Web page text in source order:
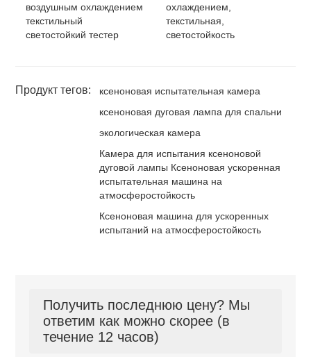
воздушным охлаждением
текстильный
светостойкий тестер
охлаждением,
текстильная,
светостойкость
Продукт тегов:
ксеноновая испытательная камера
ксеноновая дуговая лампа для спальни
экологическая камера
Камера для испытания ксеноновой
дуговой лампы Ксеноновая ускоренная
испытательная машина на
атмосферостойкость
Ксеноновая машина для ускоренных
испытаний на атмосферостойкость
Получить последнюю цену? Мы
ответим как можно скорее (в
течение 12 часов)